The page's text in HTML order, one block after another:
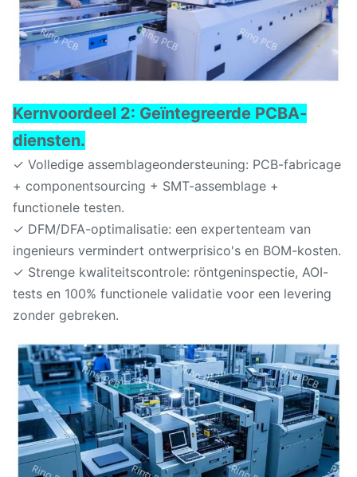
Kernvoordeel 2: Geïntegreerde PCBA-
diensten.
✓ Volledige assemblageondersteuning: PCB-fabricage
+ componentsourcing + SMT-assemblage +
functionele testen.
✓ DFM/DFA-optimalisatie: een expertenteam van
ingenieurs vermindert ontwerprisico's en BOM-kosten.
✓ Strenge kwaliteitscontrole: röntgeninspectie, AOI-
tests en 100% functionele validatie voor een levering
zonder gebreken.